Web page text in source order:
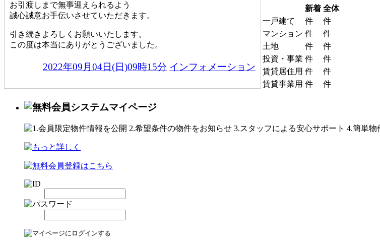
お引渡しまで無事迎えられるよう
誠心誠意お手伝いさせていただきます。
引き続きよろしくお願いいたします。
この度は本当にありがとうございました。
2022年09月04日(日)09時15分 インフォメーション
新着 全体
一戸建て
件
件
マンション 件
件
土地
件
件
投資・事業 件
件
賃貸居住用 件
件
賃貸事業用 件 件